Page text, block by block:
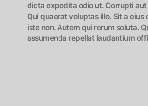
dicta expedita odio ut. Corrupti aut
Qui quaerat voluptas illo. Sit a eius
iste non. Autem qui rerum soluta.
assumenda repellat laudantium